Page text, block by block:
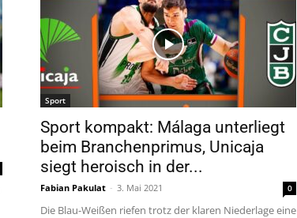
Sport
Sport kompakt: Málaga unterliegt
beim Branchenprimus, Unicaja
siegt heroisch in der...
Fabian Pakulat - 3. Mai 2021 0
Die Blau-Weißen riefen trotz der klaren Niederlage eine